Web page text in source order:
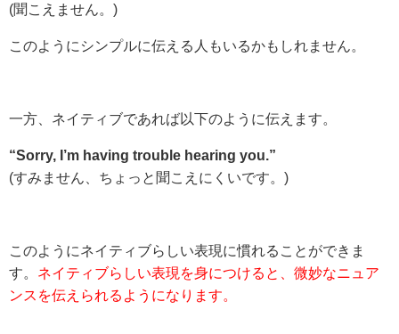
(聞こえません。)
このようにシンプルに伝える人もいるかもしれません。
一方、ネイティブであれば以下のように伝えます。
“Sorry, I’m having trouble hearing you.”
(すみません、ちょっと聞こえにくいです。)
このようにネイティブらしい表現に慣れることができま
す。 ネイティブらしい表現を身につけると、微妙なニュア
ンスを伝えられるようになります。